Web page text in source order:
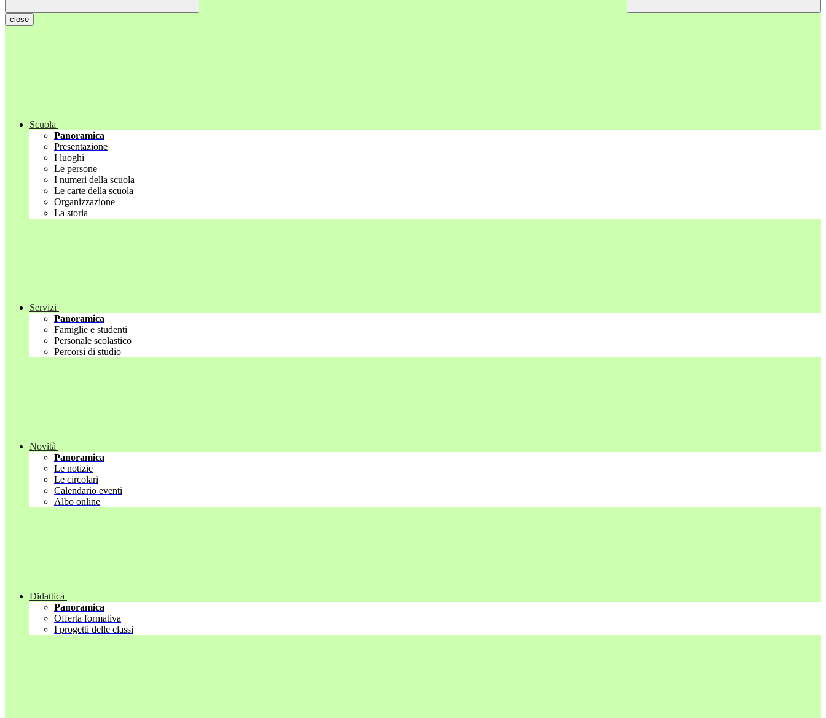
close
Scuola
Panoramica
Presentazione
I luoghi
Le persone
I numeri della scuola
Le carte della scuola
Organizzazione
La storia
Servizi
Panoramica
Famiglie e studenti
Personale scolastico
Percorsi di studio
Novità
Panoramica
Le notizie
Le circolari
Calendario eventi
Albo online
Didattica
Panoramica
Offerta formativa
I progetti delle classi